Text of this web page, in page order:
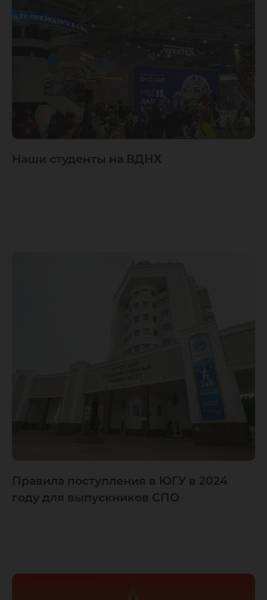
Наши студенты на ВДНХ
Правила поступления в ЮГУ в 2024
году для выпускников СПО